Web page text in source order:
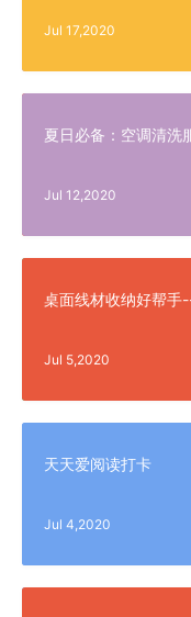
Jul 17,2020
夏日必备：空调清洗
Jul 12,2020
桌面线材收纳好帮手
Jul 5,2020
天天爱阅读打卡
Jul 4,2020